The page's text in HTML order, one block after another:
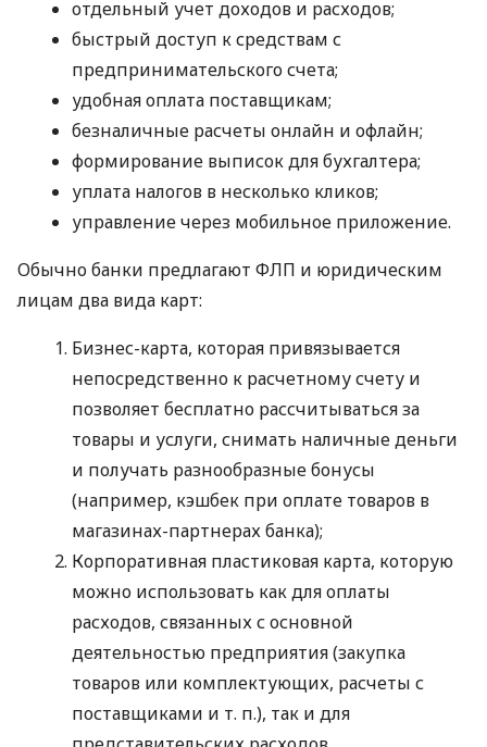
отдельный учет доходов и расходов;
быстрый доступ к средствам с
предпринимательского счета;
удобная оплата поставщикам;
безналичные расчеты онлайн и офлайн;
формирование выписок для бухгалтера;
уплата налогов в несколько кликов;
управление через мобильное приложение.
Обычно банки предлагают ФЛП и юридическим
лицам два вида карт:
Бизнес-карта, которая привязывается
непосредственно к расчетному счету и
позволяет бесплатно рассчитываться за
товары и услуги, снимать наличные деньги
и получать разнообразные бонусы
(например, кэшбек при оплате товаров в
магазинах-партнерах банка);
Корпоративная пластиковая карта, которую
можно использовать как для оплаты
расходов, связанных с основной
деятельностью предприятия (закупка
товаров или комплектующих, расчеты с
поставщиками и т. п.), так и для